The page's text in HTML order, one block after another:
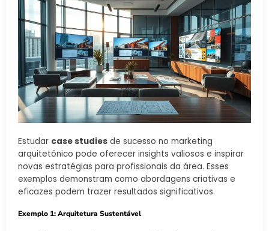
Estudar case studies de sucesso no marketing
arquitetônico pode oferecer insights valiosos e inspirar
novas estratégias para profissionais da área. Esses
exemplos demonstram como abordagens criativas e
eficazes podem trazer resultados significativos.
Exemplo 1: Arquitetura Sustentável